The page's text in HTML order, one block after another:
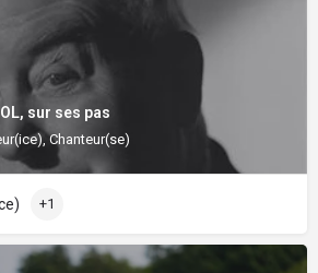
sur ses pas
Chanteur(se)
+1